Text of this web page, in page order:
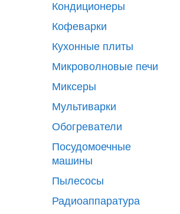
Кондиционеры
Кофеварки
Кухонные плиты
Микроволновые печи
Миксеры
Мультиварки
Обогреватели
Посудомоечные
машины
Пылесосы
Радиоаппаратура